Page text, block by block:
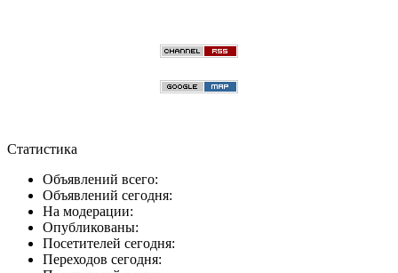
Статистика
Объявлений всего:
Объявлений сегодня:
На модерации:
Опубликованы:
Посетителей сегодня:
Переходов сегодня: